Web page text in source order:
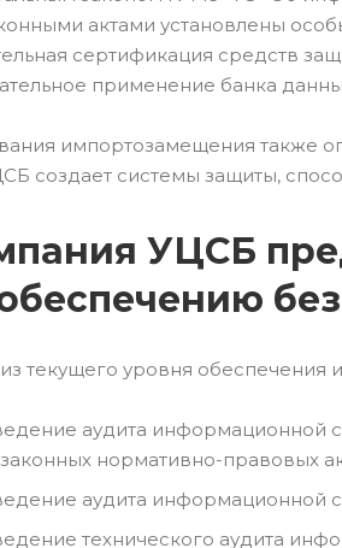
актами установлены
сертификация средств
применение банка
импортозамещения также
создает системы защиты,
УЦСБ
текущего уровня
аудита информационной
нормативно-правовых
аудита информационной
технического аудита